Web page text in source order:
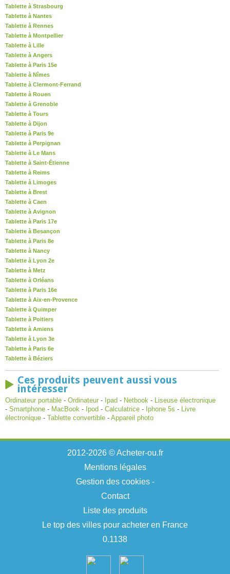
Tablette à Strasbourg
Tablette à Nantes
Tablette à Rennes
Tablette à Montpellier
Tablette à Lille
Tablette à Angers
Tablette à Paris 15e
Tablette à Nîmes
Tablette à Clermont-Ferrand
Tablette à Rouen
Tablette à Grenoble
Tablette à Tours
Tablette à Dijon
Tablette à Paris 9e
Tablette à Perpignan
Tablette à Le Mans
Tablette à Saint-Étienne
Tablette à Reims
Tablette à Limoges
Tablette à Brest
Tablette à Caen
Tablette à Avignon
Tablette à Paris 17e
Tablette à Besançon
Tablette à Paris 8e
Tablette à Nancy
Tablette à Lyon 2e
Tablette à Metz
Tablette à Orléans
Tablette à Paris 16e
Tablette à Aix-en-Provence
Tablette à Quimper
Tablette à Poitiers
Tablette à Amiens
Tablette à Lyon 3e
Tablette à Paris 6e
Tablette à Béziers
Ces produits peuvent aussi vous
intéresser
Ordinateur portable - Ordinateur - Ipad - Netbook - Liseuse électronique
- Smartphone - MacBook - Ipod - Calculatrice - Iphone 5s - Livre
électronique - Tablette convertible - Appareil photo
2012-2026 © Acheter-ou.fr
Mentions légales
Gestion des cookies-
Contact
Liste des produits
Le top des villes pour acheter en France
0.1138